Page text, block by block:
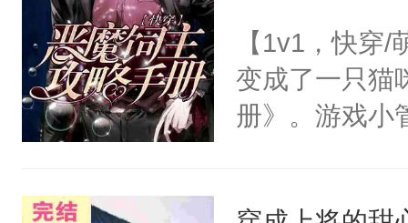
【1v1，快穿
变成了一只猫
册》。游戏小